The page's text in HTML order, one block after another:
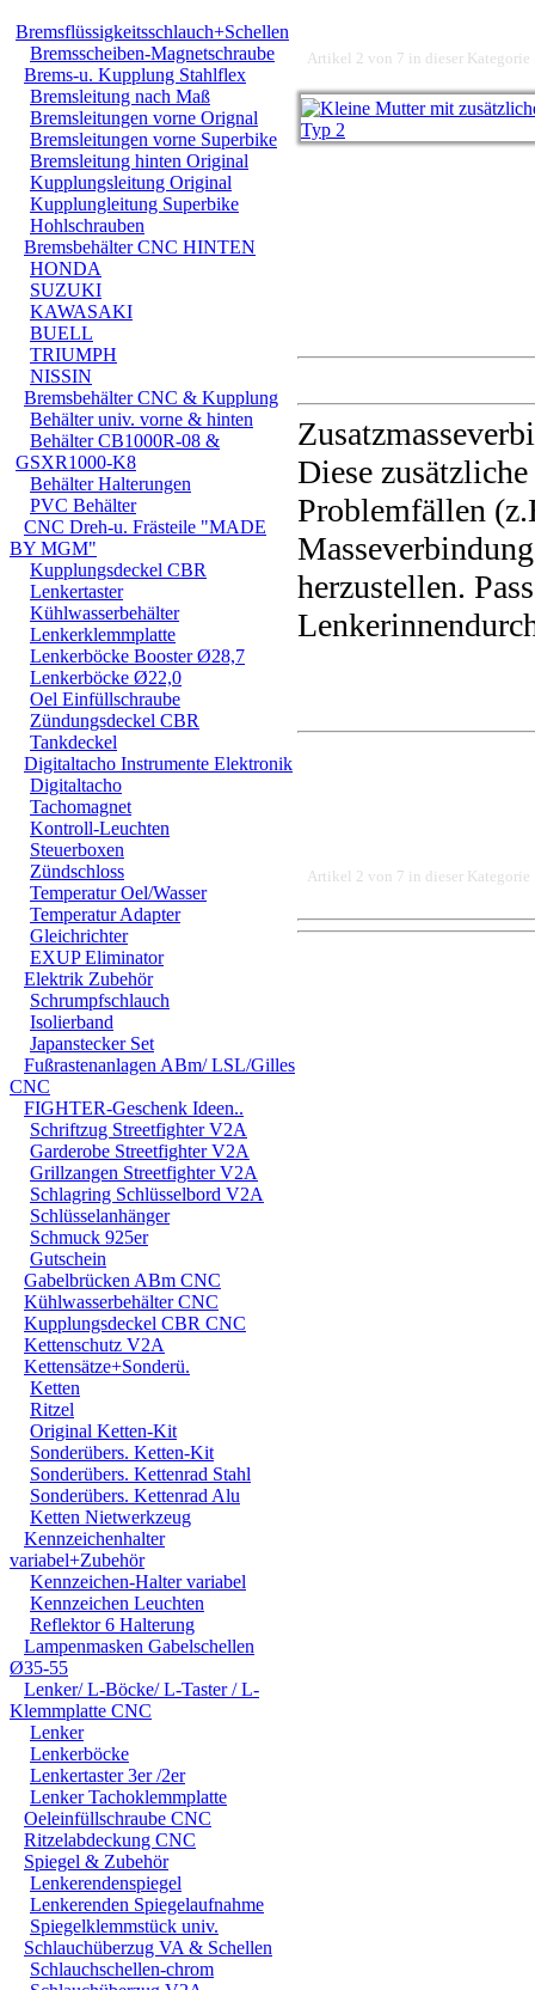
Bremsflüssigkeitsschlauch+Schellen
Bremsscheiben-Magnetschraube
Brems-u. Kupplung Stahlflex
Bremsleitung nach Maß
Bremsleitungen vorne Orignal
Bremsleitungen vorne Superbike
Bremsleitung hinten Original
Kupplungsleitung Original
Kupplungleitung Superbike
Hohlschrauben
Bremsbehälter CNC HINTEN
HONDA
SUZUKI
KAWASAKI
BUELL
TRIUMPH
NISSIN
Bremsbehälter CNC & Kupplung
Behälter univ. vorne & hinten
Behälter CB1000R-08 &
GSXR1000-K8
Behälter Halterungen
PVC Behälter
CNC Dreh-u. Frästeile "MADE
BY MGM"
Kupplungsdeckel CBR
Lenkertaster
Kühlwasserbehälter
Lenkerklemmplatte
Lenkerböcke Booster Ø28,7
Lenkerböcke Ø22,0
Oel Einfüllschraube
Zündungsdeckel CBR
Tankdeckel
Digitaltacho Instrumente Elektronik
Digitaltacho
Tachomagnet
Kontroll-Leuchten
Steuerboxen
Zündschloss
Temperatur Oel/Wasser
Temperatur Adapter
Gleichrichter
EXUP Eliminator
Elektrik Zubehör
Schrumpfschlauch
Isolierband
Japanstecker Set
Fußrastenanlagen ABm/ LSL/Gilles
CNC
FIGHTER-Geschenk Ideen..
Schriftzug Streetfighter V2A
Garderobe Streetfighter V2A
Grillzangen Streetfighter V2A
Schlagring Schlüsselbord V2A
Schlüsselanhänger
Schmuck 925er
Gutschein
Gabelbrücken ABm CNC
Kühlwasserbehälter CNC
Kupplungsdeckel CBR CNC
Kettenschutz V2A
Kettensätze+Sonderü.
Ketten
Ritzel
Original Ketten-Kit
Sonderübers. Ketten-Kit
Sonderübers. Kettenrad Stahl
Sonderübers. Kettenrad Alu
Ketten Nietwerkzeug
Kennzeichenhalter
variabel+Zubehör
Kennzeichen-Halter variabel
Kennzeichen Leuchten
Reflektor 6 Halterung
Lampenmasken Gabelschellen
Ø35-55
Lenker/ L-Böcke/ L-Taster / L-
Klemmplatte CNC
Lenker
Lenkerböcke
Lenkertaster 3er /2er
Lenker Tachoklemmplatte
Oeleinfüllschraube CNC
Ritzelabdeckung CNC
Spiegel & Zubehör
Lenkerendenspiegel
Lenkerenden Spiegelaufnahme
Spiegelklemmstück univ.
Schlauchüberzug VA & Schellen
Schlauchschellen-chrom
Artikel 2 von 7 in dieser Kategorie
Diese
Problemfällen
herzustellen.
Artikel 2 von 7 in dieser Kategorie